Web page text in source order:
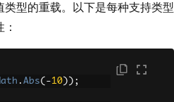
类型的重载。以下是每种支持类型
. Abs(-10 ));